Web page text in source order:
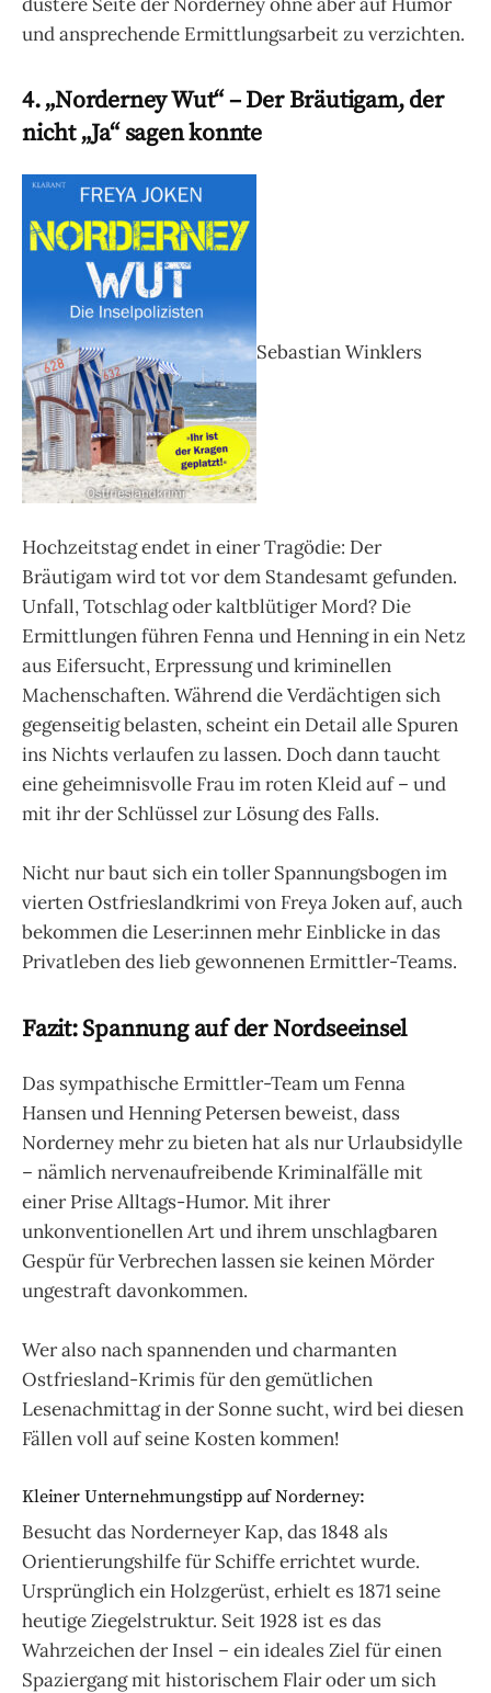
und ansprechende Ermittlungsarbeit zu verzichten.
4. „Norderney Wut“ – Der Bräutigam, der
nicht „Ja“ sagen konnte
Sebastian Winklers
Hochzeitstag endet in einer Tragödie: Der
Bräutigam wird tot vor dem Standesamt gefunden.
Unfall, Totschlag oder kaltblütiger Mord? Die
Ermittlungen führen Fenna und Henning in ein Netz
aus Eifersucht, Erpressung und kriminellen
Machenschaften. Während die Verdächtigen sich
gegenseitig belasten, scheint ein Detail alle Spuren
ins Nichts verlaufen zu lassen. Doch dann taucht
eine geheimnisvolle Frau im roten Kleid auf – und
mit ihr der Schlüssel zur Lösung des Falls.
Nicht nur baut sich ein toller Spannungsbogen im
vierten Ostfrieslandkrimi von Freya Joken auf, auch
bekommen die Leser:innen mehr Einblicke in das
Privatleben des lieb gewonnenen Ermittler-Teams.
Fazit: Spannung auf der Nordseeinsel
Das sympathische Ermittler-Team um Fenna
Hansen und Henning Petersen beweist, dass
Norderney mehr zu bieten hat als nur Urlaubsidylle
– nämlich nervenaufreibende Kriminalfälle mit
einer Prise Alltags-Humor. Mit ihrer
unkonventionellen Art und ihrem unschlagbaren
Gespür für Verbrechen lassen sie keinen Mörder
ungestraft davonkommen.
Wer also nach spannenden und charmanten
Ostfriesland-Krimis für den gemütlichen
Lesenachmittag in der Sonne sucht, wird bei diesen
Fällen voll auf seine Kosten kommen!
Kleiner Unternehmungstipp auf Norderney:
Besucht das Norderneyer Kap, das 1848 als
Orientierungshilfe für Schiffe errichtet wurde.
Ursprünglich ein Holzgerüst, erhielt es 1871 seine
heutige Ziegelstruktur. Seit 1928 ist es das
Wahrzeichen der Insel – ein ideales Ziel für einen
Spaziergang mit historischem Flair oder um sich